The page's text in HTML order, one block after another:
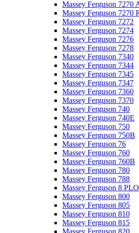
Massey Ferguson 7270
Massey Ferguson 7270
Massey Ferguson 7272
Massey Ferguson 7274
Massey Ferguson 7276
Massey Ferguson 7278
Massey Ferguson 7340
Massey Ferguson 7344
Massey Ferguson 7345
Massey Ferguson 7347
Massey Ferguson 7360
Massey Ferguson 7370
Massey Ferguson 740
Massey Ferguson 740E
Massey Ferguson 750
Massey Ferguson 750B
Massey Ferguson 76
Massey Ferguson 760
Massey Ferguson 760B
Massey Ferguson 780
Massey Ferguson 788
Massey Ferguson 8
Massey Ferguson 800
Massey Ferguson 805
Massey Ferguson 810
Massey Ferguson 815
Massey Ferguson 820